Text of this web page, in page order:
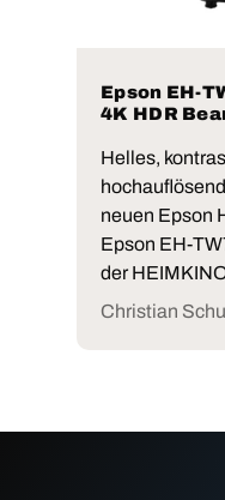
Epson EH-
4K HDR
Helles,
neuen Epson
Epson EH-
der
Christian